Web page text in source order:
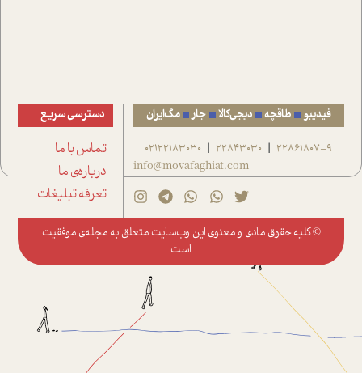
فیدیبو طاقچه دیجی‌کالا جار مگ‌ایران
22861807-9
|
22843030
|
02122183030
info@movafaghiat.com
دسترسی سریع
تماس با ما
درباره‌ی ما
تعرفه تبلیغات
© کلیه حقوق مادی و معنوی این وب‌سایت متعلق به مجله‌ی موفقیت
است